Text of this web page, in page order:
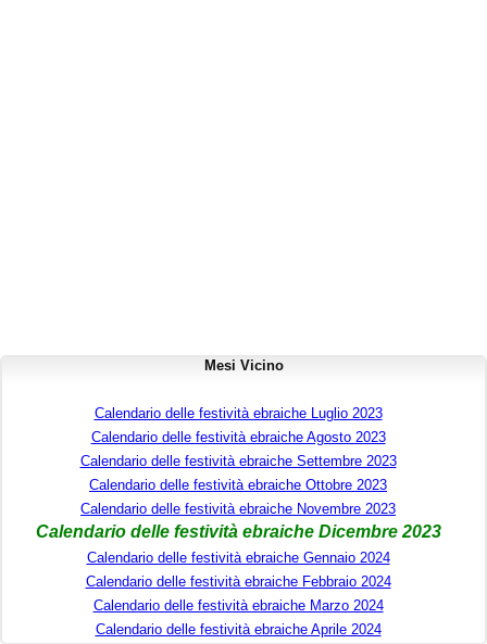
Mesi Vicino
Calendario delle festività ebraiche Luglio 2023
Calendario delle festività ebraiche Agosto 2023
Calendario delle festività ebraiche Settembre 2023
Calendario delle festività ebraiche Ottobre 2023
Calendario delle festività ebraiche Novembre 2023
Calendario delle festività ebraiche Dicembre 2023
Calendario delle festività ebraiche Gennaio 2024
Calendario delle festività ebraiche Febbraio 2024
Calendario delle festività ebraiche Marzo 2024
Calendario delle festività ebraiche Aprile 2024